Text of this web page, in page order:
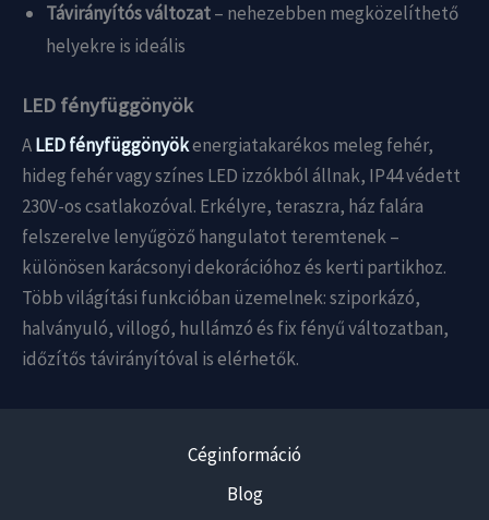
Távirányítós változat– nehezebben megközelíthető
helyekre is ideális
LED fényfüggönyök
ALED fényfüggönyökenergiatakarékos meleg fehér,
hideg fehér vagy színes LED izzókból állnak, IP44 védett
230V-os csatlakozóval. Erkélyre, teraszra, ház falára
felszerelve lenyűgöző hangulatot teremtenek –
különösen karácsonyi dekorációhoz és kerti partikhoz.
Több világítási funkcióban üzemelnek: sziporkázó,
halványuló, villogó, hullámzó és fix fényű változatban,
időzítős távirányítóval is elérhetők.
Céginformáció
Blog